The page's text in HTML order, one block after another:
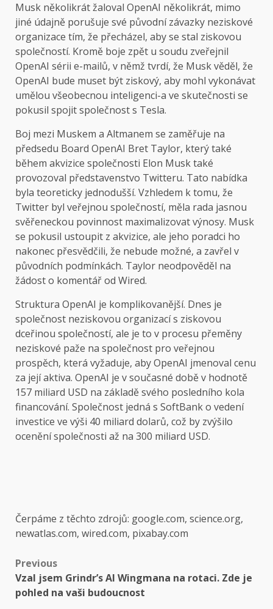
Musk několikrát žaloval OpenAI několikrát, mimo
jiné údajně porušuje své původní závazky neziskové
organizace tím, že přecházel, aby se stal ziskovou
společností. Kromě boje zpět u soudu zveřejnil
OpenAI sérii e-mailů, v němž tvrdí, že Musk věděl, že
OpenAI bude muset být ziskový, aby mohl vykonávat
umělou všeobecnou inteligenci-a ve skutečnosti se
pokusil spojit společnost s Tesla.
Boj mezi Muskem a Altmanem se zaměřuje na
předsedu Board OpenAI Bret Taylor, který také
během akvizice společnosti Elon Musk také
provozoval představenstvo Twitteru. Tato nabídka
byla teoreticky jednodušší. Vzhledem k tomu, že
Twitter byl veřejnou společností, měla rada jasnou
svěřeneckou povinnost maximalizovat výnosy. Musk
se pokusil ustoupit z akvizice, ale jeho poradci ho
nakonec přesvědčili, že nebude možné, a zavřel v
původních podmínkách. Taylor neodpověděl na
žádost o komentář od Wired.
Struktura OpenAI je komplikovanější. Dnes je
společnost neziskovou organizací s ziskovou
dceřinou společností, ale je to v procesu přeměny
neziskové paže na společnost pro veřejnou
prospěch, která vyžaduje, aby OpenAI jmenoval cenu
za její aktiva. OpenAI je v současné době v hodnotě
157 miliard USD na základě svého posledního kola
financování. Společnost jedná s SoftBank o vedení
investice ve výši 40 miliard dolarů, což by zvýšilo
ocenění společnosti až na 300 miliard USD.
Čerpáme z těchto zdrojů: google.com, science.org,
newatlas.com, wired.com, pixabay.com
Post
navigation
Previous
Vzal jsem Grindr’s AI Wingmana na rotaci. Zde je
pohled na vaši budoucnost